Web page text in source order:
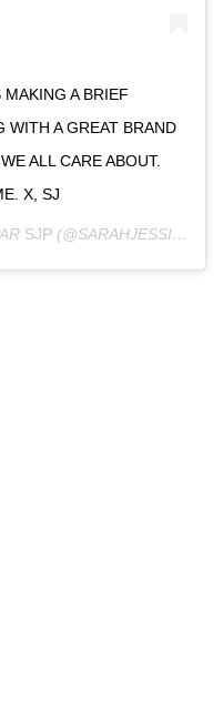
A BRIEF
WITH A GREAT BRAND
ALL CARE ABOUT.
X, SJ
SJP (@SARAHJESSICAPARKER) LE